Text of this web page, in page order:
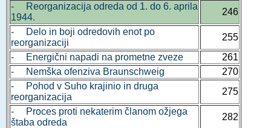
- Reorganizacija odreda od 1. do 6. aprila
1944.
246
- Delo in boji odredovih enot po
reorganizaciji
255
- Energični napadi na prometne zveze
261
- Nemška ofenziva Braunschweig
270
- Pohod v Suho krajinio in druga
reorganizacija
275
- Proces proti nekaterim članom ožjega
štaba odreda
282